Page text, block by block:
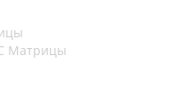
Матрицы